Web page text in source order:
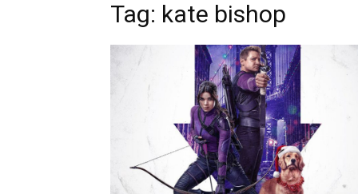
Tag: kate bishop